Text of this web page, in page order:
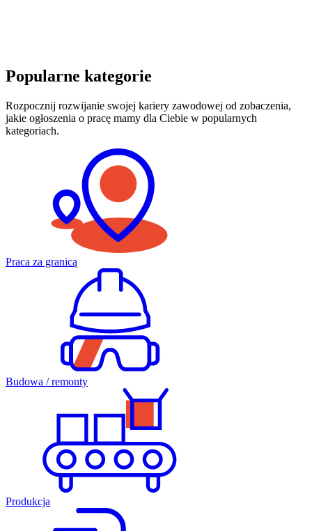
Popularne kategorie
Rozpocznij rozwijanie swojej kariery zawodowej od zobaczenia,
jakie ogłoszenia o pracę mamy dla Ciebie w popularnych
kategoriach.
Praca za granicą
Budowa / remonty
Produkcja